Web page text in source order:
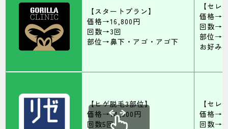
【スタートプラン】
価格→16,800円
回数→3回
部位→鼻下・アゴ・アゴ下
【セレ
価格
回数→5
部位→
お好み
【ヒゲ脱毛3部位】
価格→14,000円
回数5回
【セレ
価格
回数→5